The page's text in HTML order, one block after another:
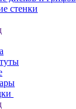
стенки